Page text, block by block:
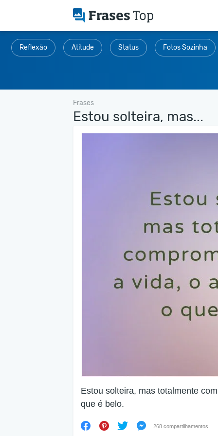
Reflexão Atitude Status Fotos Sozinha
Frases
Estou solteira, mas...
Estou solteira, mas totalmente
que é belo.
268 compartilhamentos